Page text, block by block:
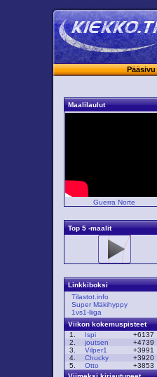
Pääsivu
Maalilaulut
Guerra Norte
Top 5 -maalit
Linkkiboksi
Tilastot.info
Super Mäkihyppy
1vs1-liiga
Viikon kokemuspisteet
1.
Ispi
+6137
2.
joutsen
+4739
3.
Vilper1
+3991
4.
Chucky
+3920
5.
Otto
+3853